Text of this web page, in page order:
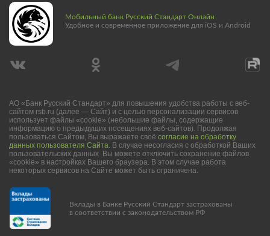
Мобильный банк Русский Стандарт Онлайн
Удобное и современное приложение для iOS и Android
АО «Банк Русский Стандарт» для повышения удобства работы с веб-
сайтом rsb.ru (далее — Сайт) и с целью персонализации сервисов
использует файлы «cookie» (небольшие файлы, содержащие
информацию о предыдущих посещениях веб-сайтов). Продолжая
пользоваться Сайтом, Вы выражаете своё согласие на обработку
данных пользователя Сайта. В случае несогласия с обработкой Ваших
пользовательских данных Вы можете отключить сохранение файлов
«cookie» в настройках Вашего браузера. В этом случае работа
некоторых сервисов на Сайте может быть ограничена.
Вклады в Банке Русский Стандарт застрахованы
в соответствии с законодательством РФ